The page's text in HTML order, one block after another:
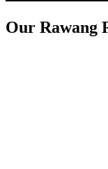
Our Rawang